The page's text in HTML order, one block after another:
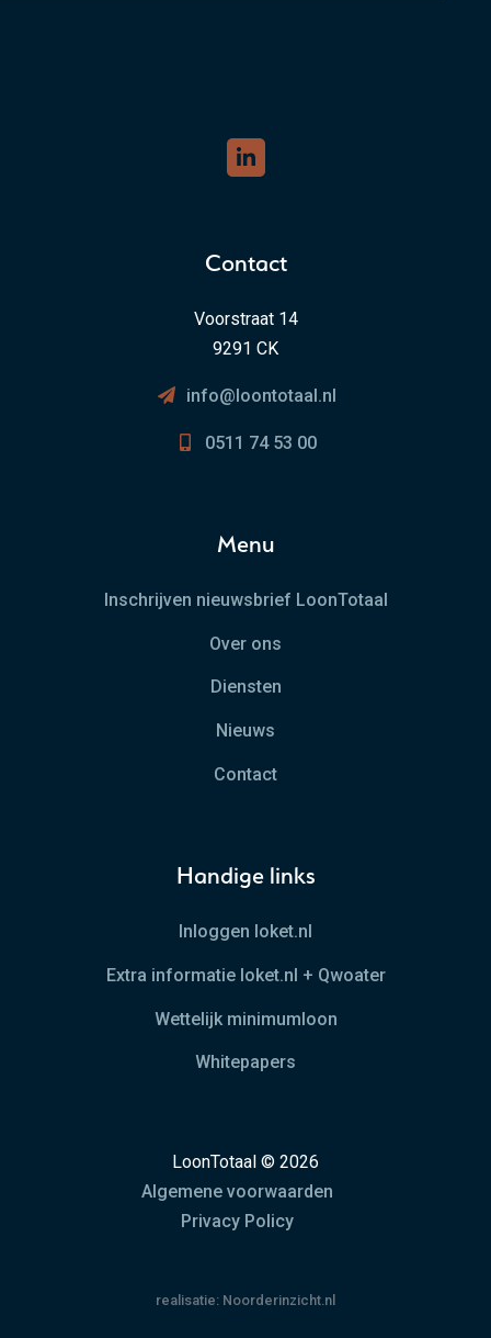
Contact
Voorstraat 14
9291 CK
info@loontotaal.nl
0511 74 53 00
Menu
Inschrijven nieuwsbrief LoonTotaal
Over ons
Diensten
Nieuws
Contact
Handige links
Inloggen loket.nl
Extra informatie loket.nl + Qwoater
Wettelijk minimumloon
Whitepapers
LoonTotaal © 2026
Algemene voorwaarden
Privacy Policy
realisatie: Noorderinzicht.nl